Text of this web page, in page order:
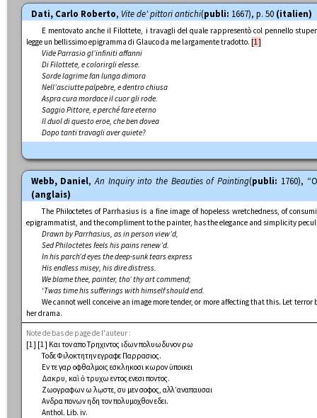
Dati, Carlo Roberto, Vite de' pittori antichi(publi: 1667), p. 50 (italien)
E mentovato anche il Filottete, i travagli del quale rappresentò col pennello
legge un bellissimo epigramma di Glauco da me largamente tradotto. [1]
Vide Parrasio gl’infiniti affanni
Di Filottete, e colorirgli elesse.
Sorde lagrime fan lunga dimora
Nell’asciutte palpebre, e dentro chiusa
Aspra cura mordace il cuor gli rode.
Saggio Pittore, e perché fare eterno
Il duol di questo eroe, che ben dovea
Dopo tanti travagli aver quiete?
Webb, Daniel,An Inquiry into the Beauties of Painting(publi: 1760),
(anglais)
The Philoctetes of Parrhasius is a fine image of hopeless wretchedness, of
epigrammatist, and the compliment to the painter, has the elegance and simplicity
Drawn by Parrhasius, as in person view’d,
Sed Philoctetes feels his pains renew’d.
In his parch’d eyes the deep-sunk tears express
His endless misey, his dire distress.
We blame thee, painter, tho’ thy art commend;
‘Twas time his sufferings with himself should end.
We cannot well conceive an image more tender, or more affecting that this. Let
her drama.
Note de bas de page de l'auteur :
[1] [1] Και τον απο Τρηχιντος ιδων πολυωδυνον ἡρω
Τοδε Φιλοκτητην εγραφε Παρρασιος.
Εν τε γαρ οφθαλμοις εσκληκοσι κωρον ὑποικει
Δακρυ, καὶ ὁ τρυχω εντος ενεσι ποντος.
Ζωογραφων ω λῳστε, συ μεν σοφος, αλλ’αναπαυσαι
Ανδρα πονων ηδη τον πολυμοχθον εδει.
Anthol. Lib. iv.